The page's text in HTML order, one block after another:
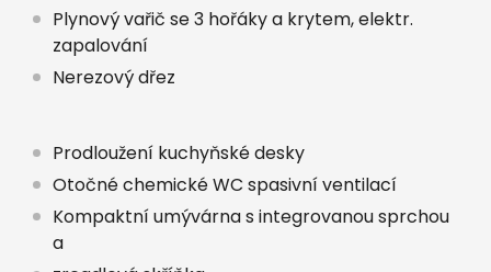
Plynový vařič se 3 hořáky a krytem, elektr.
zapalování
Nerezový dřez
Prodloužení kuchyňské desky
Otočné chemické WC spasivní ventilací
Kompaktní umývárna s integrovanou sprchou
a